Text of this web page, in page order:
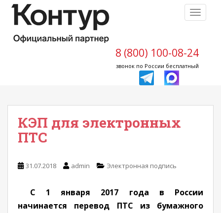
8 (800) 100-08-24
звонок по России бесплатный
КЭП для электронных
ПТС
31.07.2018 admin Электронная подпись
С 1 января 2017 года в России
начинается перевод ПТС из бумажного